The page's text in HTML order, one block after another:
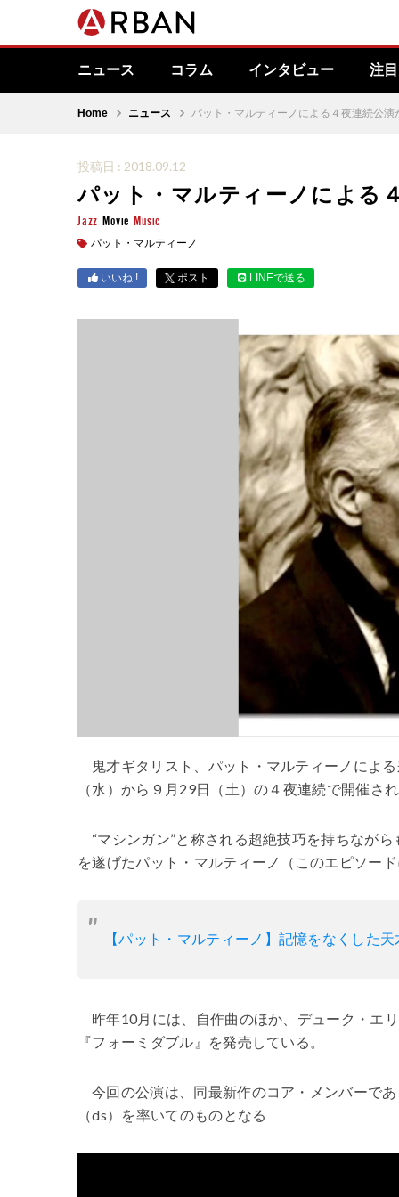
ニュース コラム インタビュー 注
Home ニュース パット・マルティーノによる４夜連続公演
投稿日 : 2018.09.12
パット・マルティーノによる
Jazz Movie Music
パット・マルティーノ
いいね ! ポスト LINEで送る
鬼才ギタリスト、パット・マルティーノによ
（水）から９月29日（土）の４夜連続で開催さ
“マシンガン”と称される超絶技巧を持ちなが
を遂げたパット・マルティーノ（このエピソー
【パット・マルティーノ】記憶をなくした
昨年10月には、自作曲のほか、デューク・エ
『フォーミダブル』を発売している。
今回の公演は、同最新作のコア・メンバーで
（ds）を率いてのものとなる